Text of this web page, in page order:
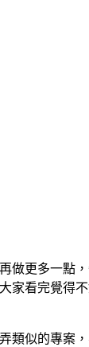
做更多一點
家看完覺得
類似的專案